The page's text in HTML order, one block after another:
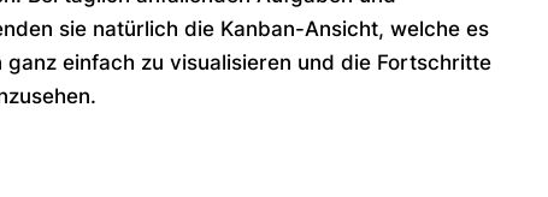
sie natürlich die Kanban-Ansicht, welche es
ganz einfach zu visualisieren und die Fortschritte